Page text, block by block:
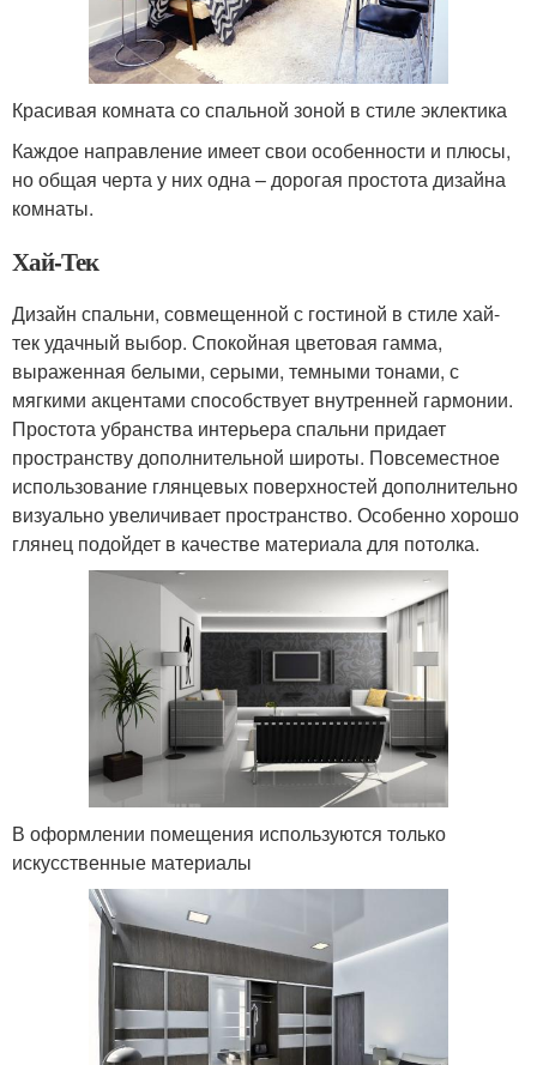
Красивая комната со спальной зоной в стиле эклектика
Каждое направление имеет свои особенности и плюсы,
но общая черта у них одна – дорогая простота дизайна
комнаты.
Хай-Тек
Дизайн спальни, совмещенной с гостиной в стиле хай-
тек удачный выбор. Спокойная цветовая гамма,
выраженная белыми, серыми, темными тонами, с
мягкими акцентами способствует внутренней гармонии.
Простота убранства интерьера спальни придает
пространству дополнительной широты. Повсеместное
использование глянцевых поверхностей дополнительно
визуально увеличивает пространство. Особенно хорошо
глянец подойдет в качестве материала для потолка.
В оформлении помещения используются только
искусственные материалы